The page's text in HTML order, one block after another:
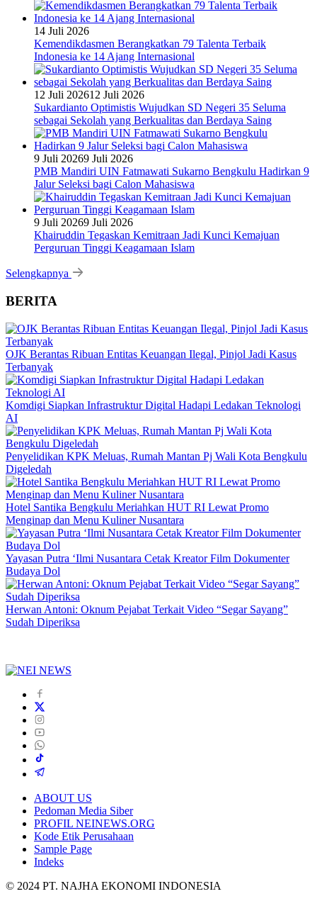
14 Juli 2026
Kemendikdasmen Berangkatkan 79 Talenta Terbaik
Indonesia ke 14 Ajang Internasional
12 Juli 202612 Juli 2026
Sukardianto Optimistis Wujudkan SD Negeri 35 Seluma
sebagai Sekolah yang Berkualitas dan Berdaya Saing
9 Juli 20269 Juli 2026
PMB Mandiri UIN Fatmawati Sukarno Bengkulu Hadirkan 9
Jalur Seleksi bagi Calon Mahasiswa
9 Juli 20269 Juli 2026
Khairuddin Tegaskan Kemitraan Jadi Kunci Kemajuan
Perguruan Tinggi Keagamaan Islam
Selengkapnya
BERITA
OJK Berantas Ribuan Entitas Keuangan Ilegal, Pinjol Jadi Kasus
Terbanyak
Komdigi Siapkan Infrastruktur Digital Hadapi Ledakan Teknologi
AI
Penyelidikan KPK Meluas, Rumah Mantan Pj Wali Kota Bengkulu
Digeledah
Hotel Santika Bengkulu Meriahkan HUT RI Lewat Promo
Menginap dan Menu Kuliner Nusantara
Yayasan Putra ‘Ilmi Nusantara Cetak Kreator Film Dokumenter
Budaya Dol
Herwan Antoni: Oknum Pejabat Terkait Video “Segar Sayang”
Sudah Diperiksa
ABOUT US
Pedoman Media Siber
PROFIL NEINEWS.ORG
Kode Etik Perusahaan
Sample Page
Indeks
© 2024 PT. NAJHA EKONOMI INDONESIA